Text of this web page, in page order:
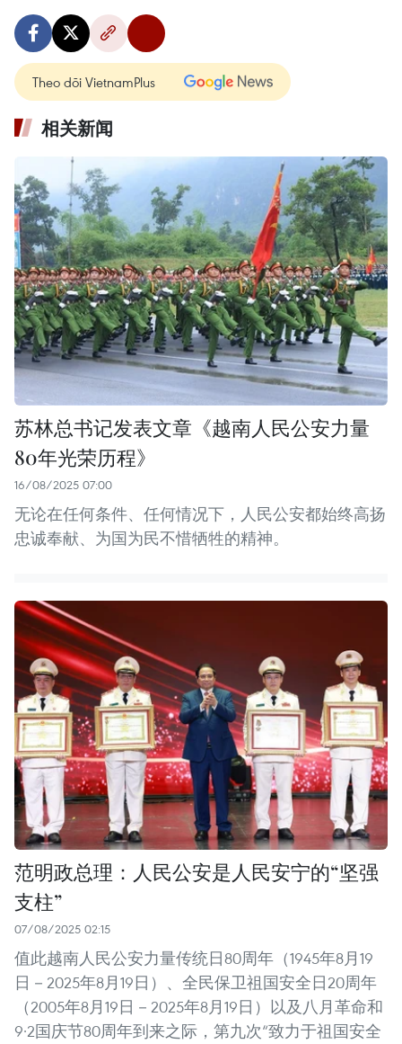
Theo dõi VietnamPlus
相关新闻
苏林总书记发表文章《越南人民公安力量
80年光荣历程》
16/08/2025 07:00
无论在任何条件、任何情况下，人民公安都始终高扬
忠诚奉献、为国为民不惜牺牲的精神。
范明政总理：人民公安是人民安宁的“坚强
支柱”
07/08/2025 02:15
值此越南人民公安力量传统日80周年（1945年8月19
日－2025年8月19日）、全民保卫祖国安全日20周年
（2005年8月19日－2025年8月19日）以及八月革命和
9·2国庆节80周年到来之际，第九次“致力于祖国安全